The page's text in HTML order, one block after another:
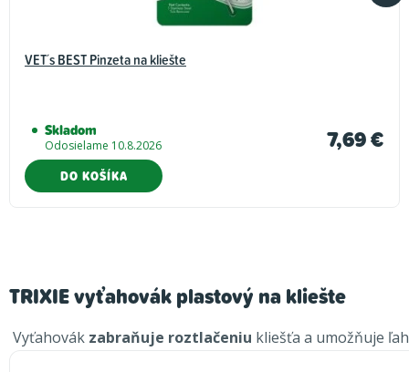
VET´s BEST Pinzeta na kliešte
Skladom
Odosielame 10.8.2026 7,69 €
DO KOŠÍKA
TRIXIE vyťahovák plastový na kliešte
Vyťahovák zabraňuje roztlačeniu kliešťa a umožňuje